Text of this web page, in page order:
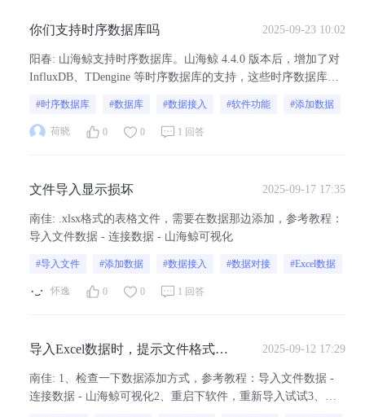
你们支持时序数据库吗 2025-09-23 10:02
阳春: 山海鲸支持时序数据库。山海鲸 4.4.0 版本后，增加了对
InfluxDB、TDengine 等时序数据库的支持，这些时序数据库适
快速存储和查询，满足实时监控和分析等场景的需求。数据类
型概述 - 连接数据 - 山海鲸可视化
#时序数据库 #数据库 #数据接入 #软件功能 #添加数据
荷晓 0 0 1 回答
文件导入显示损坏 2025-09-17 17:35
南佳: .xlsx格式的表格文件，需要在数据那边添加，参考教程：
导入文件数据 - 连接数据 - 山海鲸可视化
#导入文件 #添加数据 #数据接入 #数据对接 #Excel数据
怀逸 0 0 1 回答
导入Excel数据时，提示文件格式错
2025-09-12 17:29
南佳: 1、检查一下数据添加方式，参考教程：导入文件数据 -
连接数据 - 山海鲸可视化2、重启下软件，重新导入试试3、重